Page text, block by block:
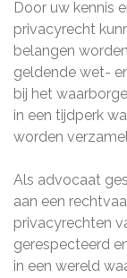
Door uw kennis
privacyrecht
belangen
geldende wet-
bij het
in een tijdperk
worden
Als advocaat
aan een
privacyrechten
gerespecteerd
in een wereld